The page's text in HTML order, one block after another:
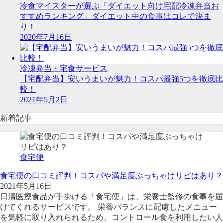
冷食マイスターが選ぶ「ダイエット向け宅配冷凍弁当お
すすめランキング」ダイエット中の食事はコレで決ま
り！
2020年7月16日
冷凍弁当・宅食サービス
【宅配弁当】安いうまいが魅力！コスパ最強5つを徹底比
較！
2021年5月2日
新着記事
食宅便
食宅便の口コミ評判！コスパや満足度ぶっちゃけリピはあり？
2021年5月16日
日清医療食品が手掛ける「食宅便」は、栄養士監修の食事を届
けてくれるサービスです。 栄養バランスに配慮したメニュー
を気軽に取り入れられるため、コントロール食を利用したい人